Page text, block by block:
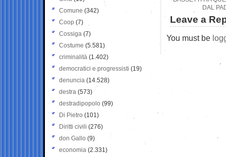
DAL
Leave a
You must be
Comune (342)
Coop (7)
Cossiga (7)
Costume (5.581)
criminalità (1.402)
democratici e progressisti (19)
denuncia (14.528)
destra (573)
destradipopolo (99)
Di Pietro (101)
Diritti civili (276)
don Gallo (9)
economia (2.331)